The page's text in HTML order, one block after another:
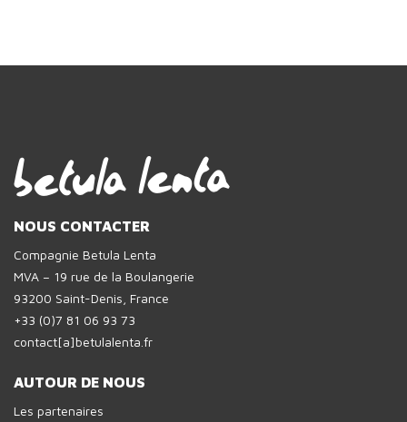
NOUS CONTACTER
Compagnie Betula Lenta
MVA – 19 rue de la Boulangerie
93200 Saint-Denis, France
+33 (0)7 81 06 93 73
contact[a]betulalenta.fr
AUTOUR DE NOUS
Les partenaires